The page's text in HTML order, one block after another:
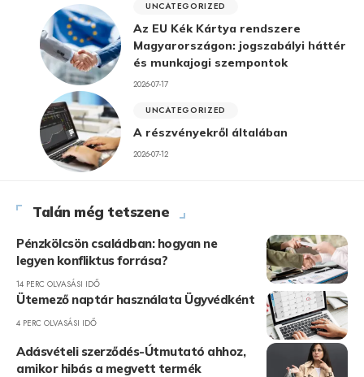
UNCATEGORIZED
Az EU Kék Kártya rendszere
Magyarországon: jogszabályi háttér
és munkajogi szempontok
2026-07-17
UNCATEGORIZED
A részvényekről általában
2026-07-12
Talán még tetszene
Pénzkölcsön családban: hogyan ne
legyen konfliktus forrása?
14 PERC OLVASÁSI IDŐ
Ütemező naptár használata Ügyvédként
4 PERC OLVASÁSI IDŐ
Adásvételi szerződés-Útmutató ahhoz,
amikor hibás a megvett termék